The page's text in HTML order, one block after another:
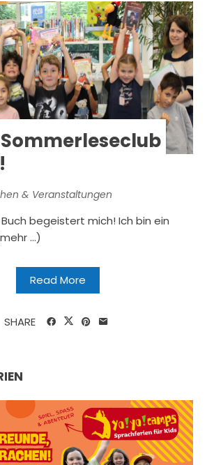
& Veranstaltungen
Buch begeistert mich! Ich bin ein
…)
Read More
SHARE